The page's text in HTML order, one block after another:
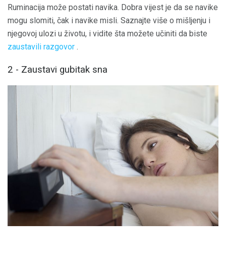
Ruminacija može postati navika. Dobra vijest je da se navike
mogu slomiti, čak i navike misli. Saznajte više o mišljenju i
njegovoj ulozi u životu, i vidite šta možete učiniti da biste
zaustavili razgovor .
2 - Zaustavi gubitak sna